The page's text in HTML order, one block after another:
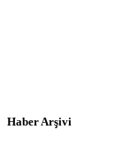
Haber Arşivi